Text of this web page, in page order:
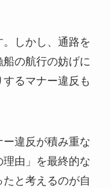
しかし、通路を
の航行の妨げに
るマナー違反も
違反が積み重な
由」を最終的な
と考えるのが自